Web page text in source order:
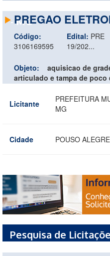
- MG
PREGAO
Código:
3106169595
Edital: PRE
19/202...
Objeto:
aquisicao de
articulado e tampa de poco
Licitante
PREFEITURA
MG
Cidade POUSO
Pesquisa de